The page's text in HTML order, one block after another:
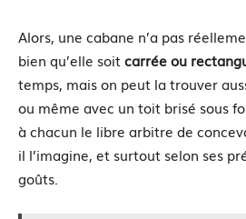
Alors, une cabane n’a pas
bien qu’elle soitcarrée ou
temps, mais on peut la trouver
ou même avec un toit brisé sous
à chacun le libre arbitre de
il l’imagine, et surtout selon ses
goûts.